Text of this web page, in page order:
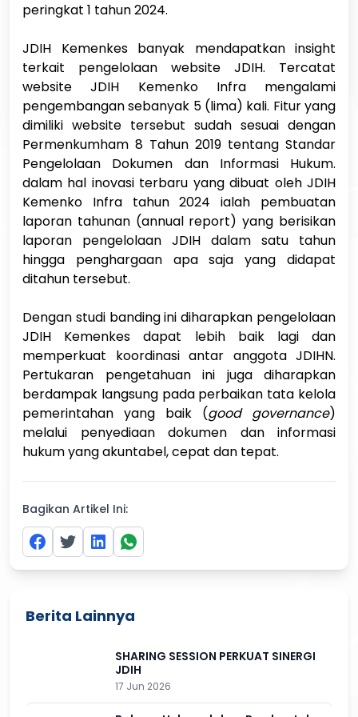
peringkat 1 tahun 2024.
JDIH Kemenkes banyak mendapatkan insight
terkait pengelolaan website JDIH. Tercatat
website JDIH Kemenko Infra mengalami
pengembangan sebanyak 5 (lima) kali. Fitur yang
dimiliki website tersebut sudah sesuai dengan
Permenkumham 8 Tahun 2019 tentang Standar
Pengelolaan Dokumen dan Informasi Hukum.
dalam hal inovasi terbaru yang dibuat oleh JDIH
Kemenko Infra tahun 2024 ialah pembuatan
laporan tahunan (annual report) yang berisikan
laporan pengelolaan JDIH dalam satu tahun
hingga penghargaan apa saja yang didapat
ditahun tersebut.
Dengan studi banding ini diharapkan pengelolaan
JDIH Kemenkes dapat lebih baik lagi dan
memperkuat koordinasi antar anggota JDIHN.
Pertukaran pengetahuan ini juga diharapkan
berdampak langsung pada perbaikan tata kelola
pemerintahan yang baik (good governance)
melalui penyediaan dokumen dan informasi
hukum yang akuntabel, cepat dan tepat.
Bagikan Artikel Ini:
Berita Lainnya
SHARING SESSION PERKUAT SINERGI
JDIH
17 Jun 2026